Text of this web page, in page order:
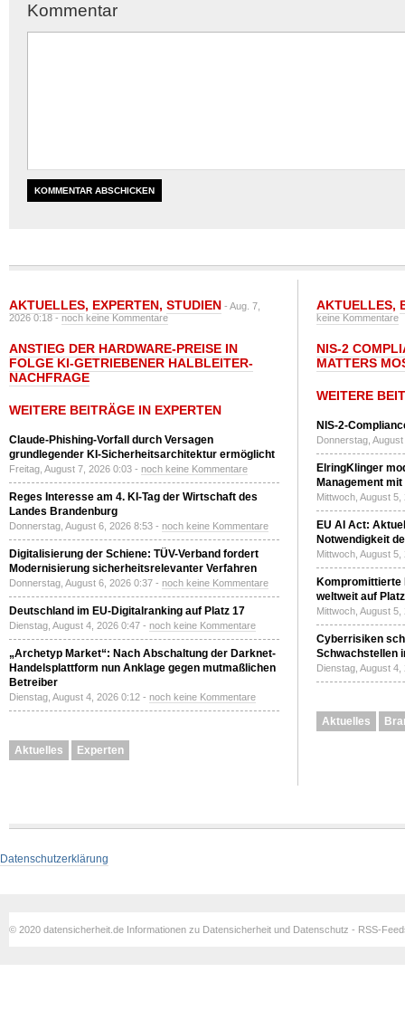
Kommentar
AKTUELLES, EXPERTEN, STUDIEN - Aug. 7,
2026 0:18 -noch keine Kommentare
ANSTIEG DER HARDWARE-PREISE IN
FOLGE KI-GETRIEBENER HALBLEITER-
NACHFRAGE
WEITERE BEITRÄGE IN EXPERTEN
Claude-Phishing-Vorfall durch Versagen
grundlegender KI-Sicherheitsarchitektur ermöglicht
Freitag, August 7, 2026 0:03 - noch keine Kommentare
Reges Interesse am 4. KI-Tag der Wirtschaft des
Landes Brandenburg
Donnerstag, August 6, 2026 8:53 - noch keine Kommentare
Digitalisierung der Schiene: TÜV-Verband fordert
Modernisierung sicherheitsrelevanter Verfahren
Donnerstag, August 6, 2026 0:37 - noch keine Kommentare
Deutschland im EU-Digitalranking auf Platz 17
Dienstag, August 4, 2026 0:47 - noch keine Kommentare
„Archetyp Market“: Nach Abschaltung der Darknet-
Handelsplattform nun Anklage gegen mutmaßlichen
Betreiber
Dienstag, August 4, 2026 0:12 - noch keine Kommentare
Aktuelles Experten
AKTUELLES,
keine Kommentare
NIS-2
MATTERS
WEITERE
NIS-2-
Donnerstag,
ElringKlinger
Management
Mittwoch, August
EU AI Act:
Notwendigkeit
Mittwoch, August
Kompromittierte
weltweit auf
Mittwoch, August
Cyberrisiken
Schwachstellen
Dienstag, August
Aktuelles
Datenschutzerklärung
© 2020 datensicherheit.de Informationen zu Datensicherheit und Datenschutz - RSS-